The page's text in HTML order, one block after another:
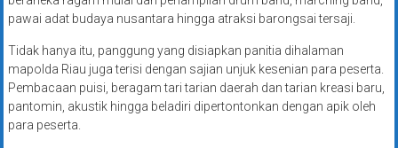
pawai adat budaya nusantara hingga atraksi barongsai tersaji.
Tidak hanya itu, panggung yang disiapkan panitia dihalaman
mapolda Riau juga terisi dengan sajian unjuk kesenian para peserta.
Pembacaan puisi, beragam tari tarian daerah dan tarian kreasi baru,
pantomin, akustik hingga beladiri dipertontonkan dengan apik oleh
para peserta.